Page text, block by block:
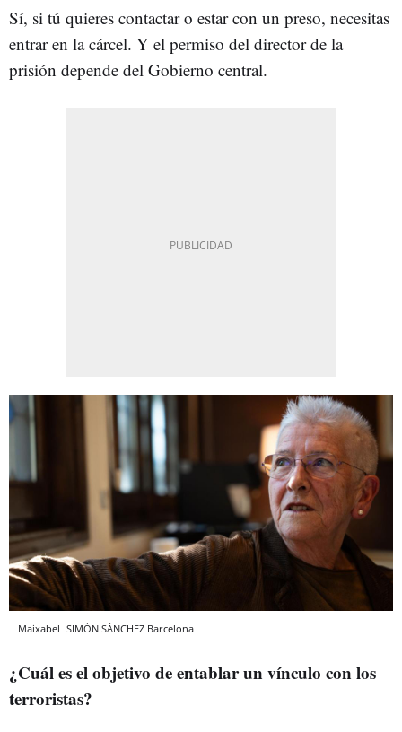
Sí, si tú quieres contactar o estar con un preso, necesitas
entrar en la cárcel. Y el permiso del director de la
prisión depende del Gobierno central.
Maixabel SIMÓN SÁNCHEZ Barcelona
¿Cuál es el objetivo de entablar un vínculo con los
terroristas?